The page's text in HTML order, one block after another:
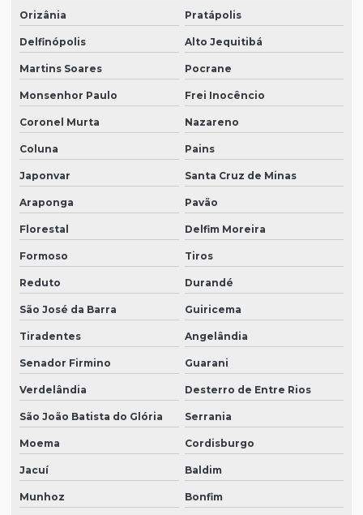
Orizânia Pratápolis
Delfinópolis Alto Jequitibá
Martins Soares Pocrane
Monsenhor Paulo Frei Inocêncio
Coronel Murta Nazareno
Coluna Pains
Japonvar Santa Cruz de Minas
Araponga Pavão
Florestal Delfim Moreira
Formoso Tiros
Reduto Durandé
São José da Barra Guiricema
Tiradentes Angelândia
Senador Firmino Guarani
Verdelândia Desterro de Entre Rios
São João Batista do Glória Serrania
Moema Cordisburgo
Jacuí Baldim
Munhoz Bonfim